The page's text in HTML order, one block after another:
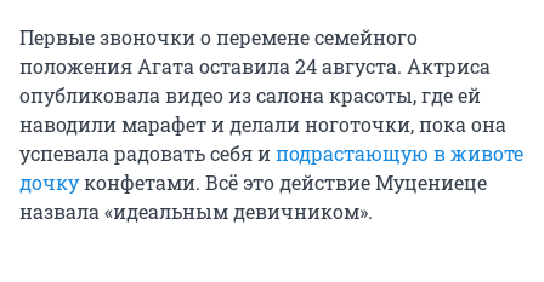
Первые звоночки о перемене семейного
положения Агата оставила 24 августа. Актриса
опубликовала видео из салона красоты, где ей
наводили марафет и делали ноготочки, пока она
успевала радовать себя иподрастающую в животе
дочкуконфетами. Всё это действие Муцениеце
назвала «идеальным девичником».